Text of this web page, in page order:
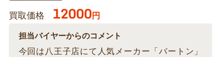
買取価格 12000円
担当バイヤーからのコメント
今回は八王子店にて人気メーカー「バートン」